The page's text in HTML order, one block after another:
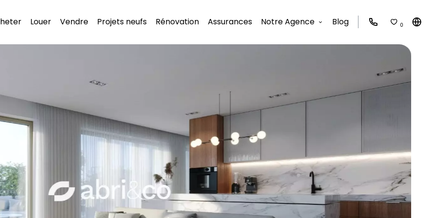
Louer Vendre Projets neufs Rénovation Assurances Notre Agence Blog 0